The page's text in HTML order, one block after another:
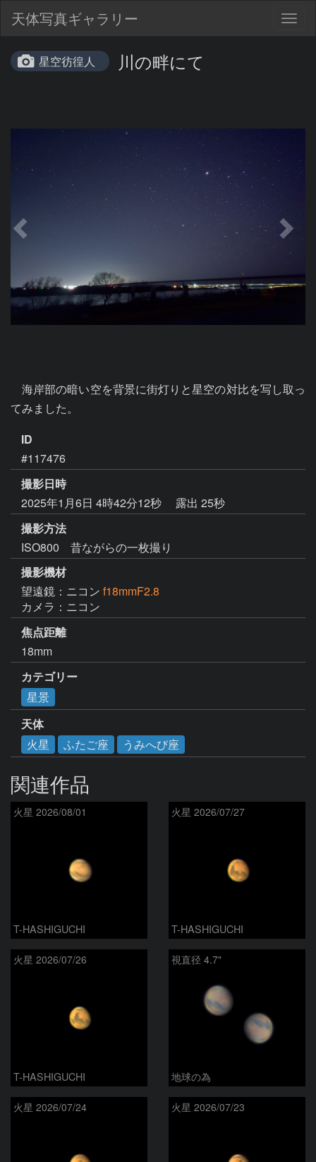
天体写真ギャラリー
星空彷徨人 川の畔にて
海岸部の暗い空を背景に街灯りと星空の対比を写し取っ
てみました。
ID
#117476
撮影日時
2025年1月6日 4時42分12秒
露出 25秒
撮影方法
ISO800 昔ながらの一枚撮り
撮影機材
望遠鏡：ニコン f18mmF2.8
カメラ：ニコン
焦点距離
18mm
カテゴリー
星景
天体
火星
ふたご座 うみへび座
関連作品
火星 2026/08/01
T-HASHIGUCHI
火星 2026/07/27
T-HASHIGUCHI
火星 2026/07/26
T-HASHIGUCHI
視直径 4.7"
地球の為
火星 2026/07/24 火星 2026/07/23